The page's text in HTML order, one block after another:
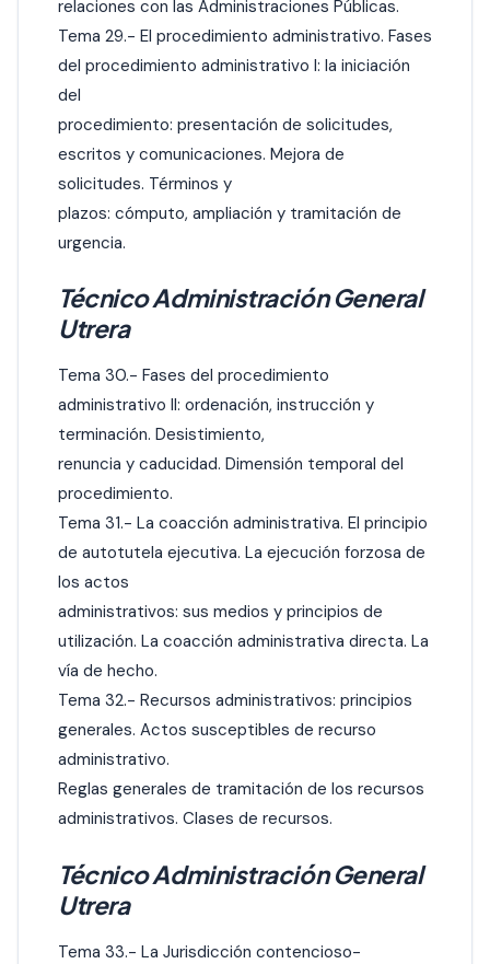
relaciones con las Administraciones Públicas.
Tema 29.- El procedimiento administrativo. Fases
del procedimiento administrativo I: la iniciación
del
procedimiento: presentación de solicitudes,
escritos y comunicaciones. Mejora de
solicitudes. Términos y
plazos: cómputo, ampliación y tramitación de
urgencia.
Técnico Administración General
Utrera
Tema 30.- Fases del procedimiento
administrativo II: ordenación, instrucción y
terminación. Desistimiento,
renuncia y caducidad. Dimensión temporal del
procedimiento.
Tema 31.- La coacción administrativa. El principio
de autotutela ejecutiva. La ejecución forzosa de
los actos
administrativos: sus medios y principios de
utilización. La coacción administrativa directa. La
vía de hecho.
Tema 32.- Recursos administrativos: principios
generales. Actos susceptibles de recurso
administrativo.
Reglas generales de tramitación de los recursos
administrativos. Clases de recursos.
Técnico Administración General
Utrera
Tema 33.- La Jurisdicción contencioso-